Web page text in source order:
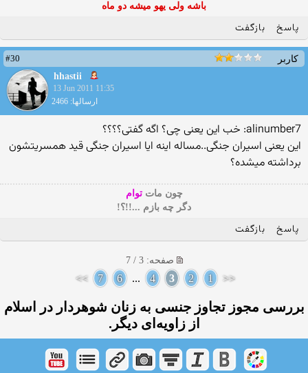
باشه ولی یهو میشه دو ماه
پاسخ بازگفت
کاربر
#30
hhastii
13 Jun 2011 11:35
ارسالها: 2466
alinumber7: خب این یعنی چی؟ اگه گفتی؟؟؟؟
این یعنی اسیران جنگی..مساله اینه ایا اسیران جنگی قید همسریتشون
برداشته میشده؟
چون ماتتوام
دگر چه بازم ...!!؟!
پاسخ بازگفت
صفحه: 3 / 7
<<
1
2
3
4
...
6
7
>>
بررسی مجوز تجاوز جنسی به زنان شوهردار در اسلام
از زاویه‌ای دیگر.